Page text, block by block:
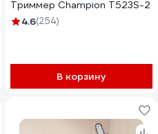
Триммер Champion Т523S-2
4.6(254)
В корзину